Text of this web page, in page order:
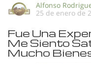
Alfonso
25 de enero de
Fue Una
Me Siento
Mucho